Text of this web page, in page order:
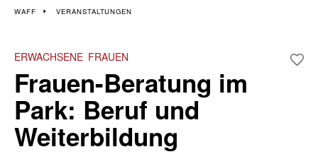
Veranstaltungen im 12.
und 23. Bezirk
Wiener Wochen für Beruf und Weiterbildung | 7. März - 22. März
WAFF VERANSTALTUNGEN
ERWACHSENE FRAUEN
Frauen-Beratung im
Park: Beruf und
Weiterbildung